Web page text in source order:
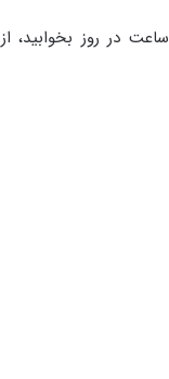
از امروز سیگار نکشید، دندان‌هایتان را دوبار در روز مسواک و نخ دندان بکشید، ۸ ساعت در روز بخوابید، از